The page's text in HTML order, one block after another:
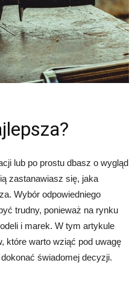
lub po prostu dbasz o wygląd
zastanawiasz się, jaka
Wybór odpowiedniego
trudny, ponieważ na rynku
i marek. W tym artykule
które warto wziąć pod uwagę
świadomej decyzji.